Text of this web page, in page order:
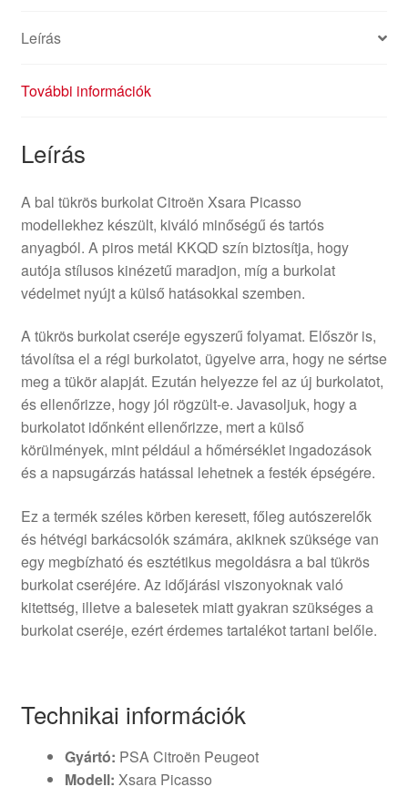
Leírás
További információk
Leírás
A bal tükrös burkolat Citroën Xsara Picasso
modellekhez készült, kiváló minőségű és tartós
anyagból. A piros metál KKQD szín biztosítja, hogy
autója stílusos kinézetű maradjon, míg a burkolat
védelmet nyújt a külső hatásokkal szemben.
A tükrös burkolat cseréje egyszerű folyamat. Először is,
távolítsa el a régi burkolatot, ügyelve arra, hogy ne sértse
meg a tükör alapját. Ezután helyezze fel az új burkolatot,
és ellenőrizze, hogy jól rögzült-e. Javasoljuk, hogy a
burkolatot időnként ellenőrizze, mert a külső
körülmények, mint például a hőmérséklet ingadozások
és a napsugárzás hatással lehetnek a festék épségére.
Ez a termék széles körben keresett, főleg autószerelők
és hétvégi barkácsolók számára, akiknek szüksége van
egy megbízható és esztétikus megoldásra a bal tükrös
burkolat cseréjére. Az időjárási viszonyoknak való
kitettség, illetve a balesetek miatt gyakran szükséges a
burkolat cseréje, ezért érdemes tartalékot tartani belőle.
Technikai információk
Gyártó: PSA Citroën Peugeot
Modell: Xsara Picasso